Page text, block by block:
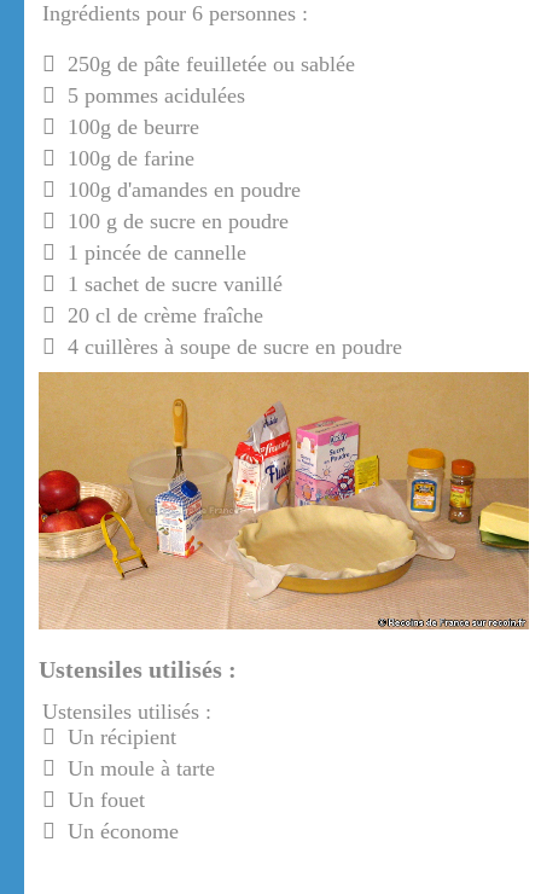
Ingrédients pour 6 personnes :
250g de pâte feuilletée ou sablée
5 pommes acidulées
100g de beurre
100g de farine
100g d'amandes en poudre
100 g de sucre en poudre
1 pincée de cannelle
1 sachet de sucre vanillé
20 cl de crème fraîche
4 cuillères à soupe de sucre en poudre
Ustensiles utilisés :
Ustensiles utilisés :
Un récipient
Un moule à tarte
Un fouet
Un économe